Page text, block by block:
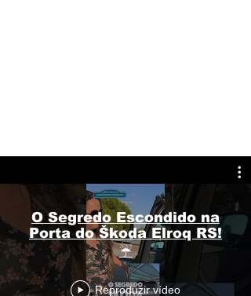
O Segredo Escondido na
Porta do Škoda Elroq RS!
☔
Reproduzir vídeo